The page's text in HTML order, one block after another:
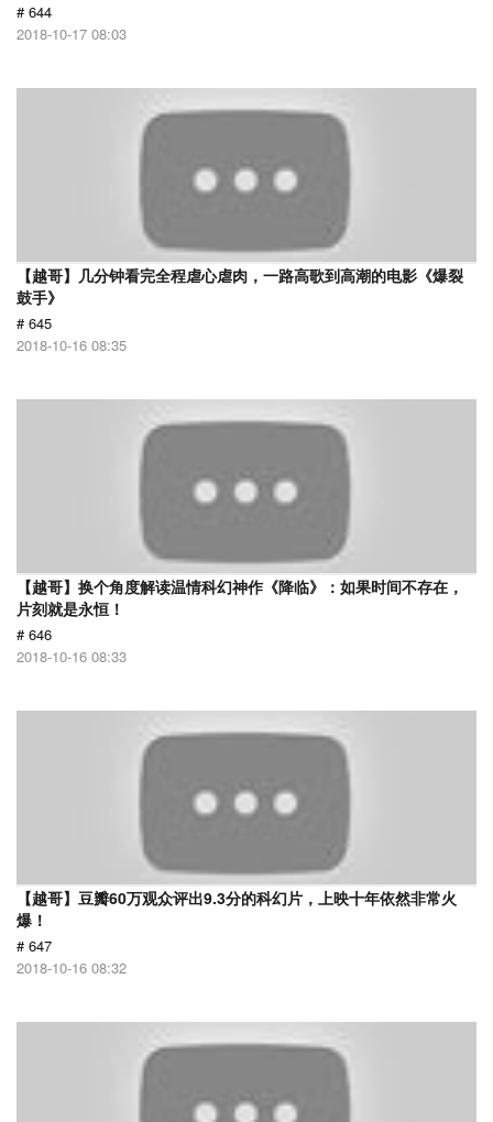
# 644
2018-10-17 08:03
【越哥】几分钟看完全程虐心虐肉，一路高歌到高潮的电影《爆裂
鼓手》
# 645
2018-10-16 08:35
【越哥】换个角度解读温情科幻神作《降临》：如果时间不存在，
片刻就是永恒！
# 646
2018-10-16 08:33
【越哥】豆瓣60万观众评出9.3分的科幻片，上映十年依然非常火
爆！
# 647
2018-10-16 08:32